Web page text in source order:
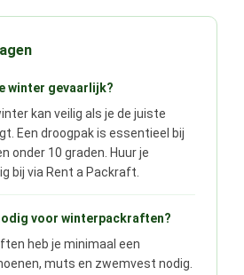
winter gevaarlijk?
kan veilig als je de juiste
Een droogpak is essentieel bij
onder 10 graden. Huur je
bij via Rent a Packraft.
voor winterpackraften?
heb je minimaal een
muts en zwemvest nodig.